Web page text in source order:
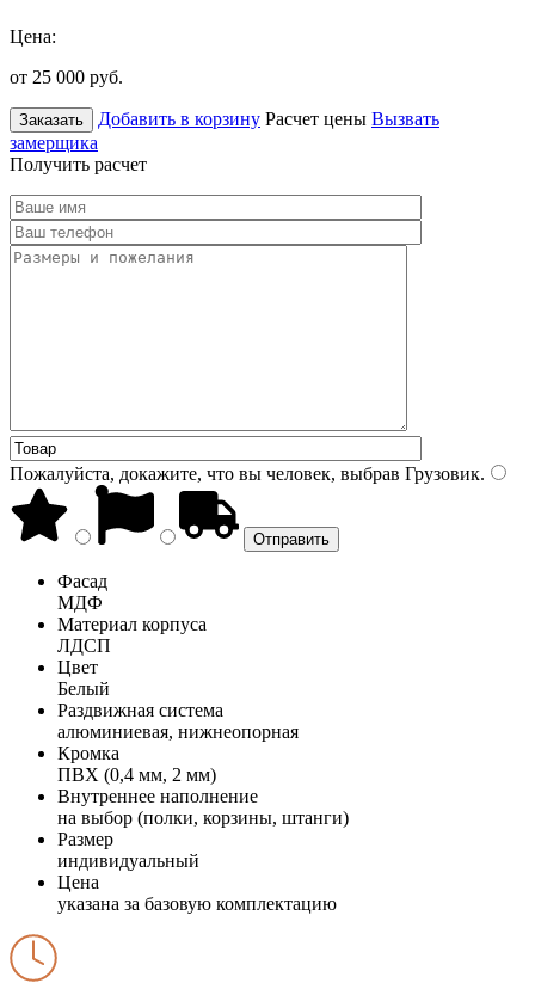
Цена:
от 25 000 руб.
Заказать Добавить в корзину Расчет цены Вызвать
замерщика
Получить расчет
Пожалуйста, докажите, что вы человек, выбрав Грузовик.
Фасад
МДФ
Материал корпуса
ЛДСП
Цвет
Белый
Раздвижная система
алюминиевая, нижнеопорная
Кромка
ПВХ (0,4 мм, 2 мм)
Внутреннее наполнение
на выбор (полки, корзины, штанги)
Размер
индивидуальный
Цена
указана за базовую комплектацию